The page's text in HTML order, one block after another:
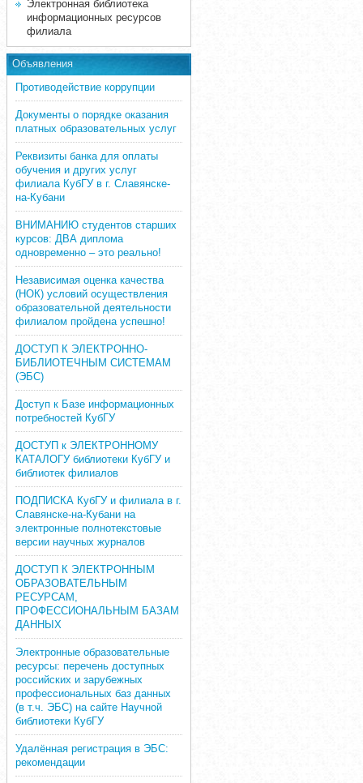
Электронная библиотека
информационных ресурсов
филиала
Объявления
Противодействие коррупции
Документы о порядке оказания
платных образовательных услуг
Реквизиты банка для оплаты
обучения и других услуг
филиала КубГУ в г. Славянске-
на-Кубани
ВНИМАНИЮ студентов старших
курсов: ДВА диплома
одновременно – это реально!
Независимая оценка качества
(НОК) условий осуществления
образовательной деятельности
филиалом пройдена успешно!
ДОСТУП К ЭЛЕКТРОННО-
БИБЛИОТЕЧНЫМ СИСТЕМАМ
(ЭБС)
Доступ к Базе информационных
потребностей КубГУ
ДОСТУП к ЭЛЕКТРОННОМУ
КАТАЛОГУ библиотеки КубГУ и
библиотек филиалов
ПОДПИСКА КубГУ и филиала в г.
Славянске-на-Кубани на
электронные полнотекстовые
версии научных журналов
ДОСТУП К ЭЛЕКТРОННЫМ
ОБРАЗОВАТЕЛЬНЫМ
РЕСУРСАМ,
ПРОФЕССИОНАЛЬНЫМ БАЗАМ
ДАННЫХ
Электронные образовательные
ресурсы: перечень доступных
российских и зарубежных
профессиональных баз данных
(в т.ч. ЭБС) на сайте Научной
библиотеки КубГУ
Удалённая регистрация в ЭБС:
рекомендации